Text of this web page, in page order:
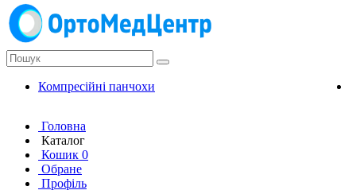
Компресійні панчохи
Головна
Каталог
Кошик 0
Обране
Профіль